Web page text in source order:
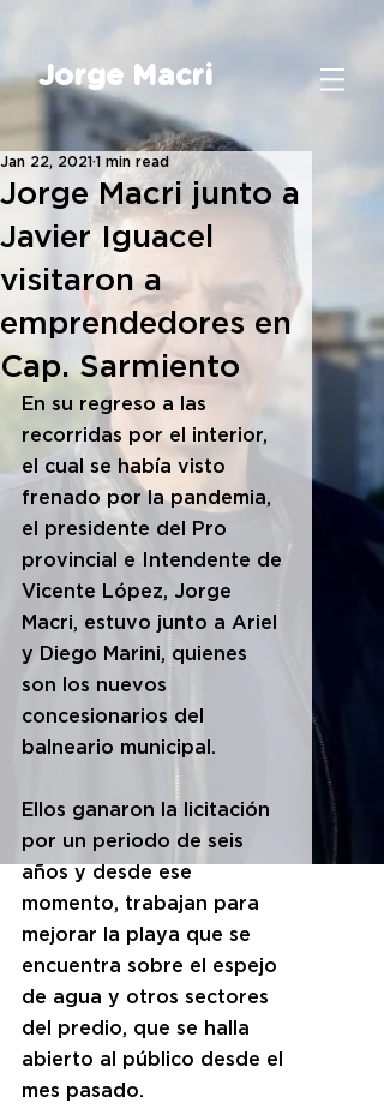
Jorge Macri
Jorge Macri junto a
Javier Iguacel
visitaron a
emprendedores en
Cap. Sarmiento
Jan 22, 2021 1 min read
En su regreso a las
recorridas por el interior,
el cual se había visto
frenado por la pandemia,
el presidente del Pro
provincial e Intendente de
Vicente López, Jorge
Macri, estuvo junto a Ariel
y Diego Marini, quienes
son los nuevos
concesionarios del
balneario municipal.
Ellos ganaron la licitación
por un periodo de seis
años y desde ese
momento, trabajan para
mejorar la playa que se
encuentra sobre el espejo
de agua y otros sectores
del predio, que se halla
abierto al público desde el
mes pasado.